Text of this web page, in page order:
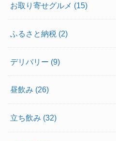
お取り寄せグルメ (15)
ふるさと納税 (2)
デリバリー (9)
昼飲み (26)
立ち飲み (32)